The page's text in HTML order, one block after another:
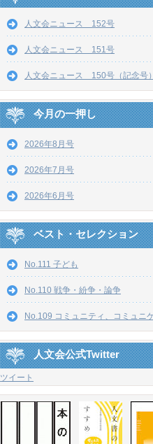
人文会ニュース 152号
人文会ニュース 151号
人文会ニュース 150号（記念号）
今月の一押し
2026年8月号
2026年7月号
2026年6月号
ベスト・セレクション
No.111 子ども
No.110 戦争・紛争・論争
No.109 コミュニティ、コミュニ
人文会公式Twitter
ツイート